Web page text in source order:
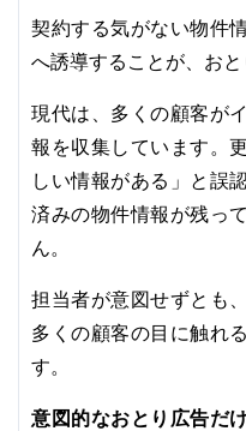
契約する気がない物件
へ誘導することが、おと
現代は、多くの顧客が
報を収集しています。
しい情報がある」と誤
済みの物件情報が残っ
ん。
担当者が意図せずとも
多くの顧客の目に触れ
す。
意図的なおとり広告だ